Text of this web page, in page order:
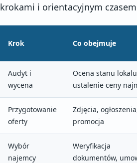
krokami i orientacyjnym
Krok Co obejmuje
Audyt i
wycena
Ocena stanu
ustalenie ceny
Przygotowanie
oferty
Zdjęcia,
promocja
Wybór
najemcy
Weryfikacja
dokumentów,